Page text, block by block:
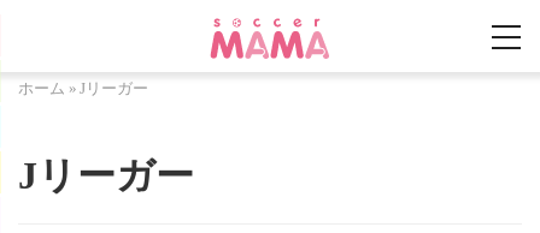
ホーム » Jリーガー
Jリーガー